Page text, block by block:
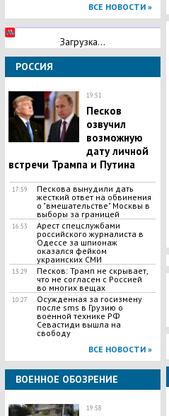
ВСЕ НОВОСТИ »
Загрузка...
РОССИЯ
19:51
Песков
озвучил
возможную
дату личной
встречи Трампа и Путина
17:59
Пескова вынудили дать
жесткий ответ на обвинения
о "вмешательстве" Москвы в
выборы за границей
16:53
Арест спецслужбами
российского журналиста в
Одессе за шпионаж
оказался фейком
украинских СМИ
13:29
Песков: Трамп не скрывает,
что не согласен с Россией
во многих вещах
10:27
Осужденная за госизмену
после sms в Грузию о
военной технике РФ
Севастиди вышла на
свободу
ВСЕ НОВОСТИ »
ВОЕННОЕ ОБОЗРЕНИЕ
19:58